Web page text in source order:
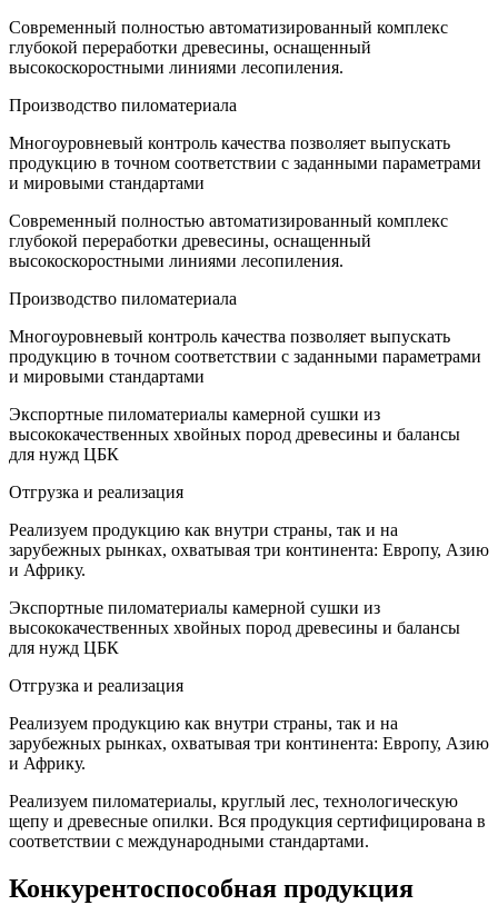
Современный полностью автоматизированный комплекс
глубокой переработки древесины, оснащенный
высокоскоростными линиями лесопиления.
Производство пиломатериала
Многоуровневый контроль качества позволяет выпускать
продукцию в точном соответствии с заданными параметрами
и мировыми стандартами
Современный полностью автоматизированный комплекс
глубокой переработки древесины, оснащенный
высокоскоростными линиями лесопиления.
Производство пиломатериала
Многоуровневый контроль качества позволяет выпускать
продукцию в точном соответствии с заданными параметрами
и мировыми стандартами
Экспортные пиломатериалы камерной сушки из
высококачественных хвойных пород древесины и балансы
для нужд ЦБК
Отгрузка и реализация
Реализуем продукцию как внутри страны, так и на
зарубежных рынках, охватывая три континента: Европу, Азию
и Африку.
Экспортные пиломатериалы камерной сушки из
высококачественных хвойных пород древесины и балансы
для нужд ЦБК
Отгрузка и реализация
Реализуем продукцию как внутри страны, так и на
зарубежных рынках, охватывая три континента: Европу, Азию
и Африку.
Реализуем пиломатериалы, круглый лес, технологическую
щепу и древесные опилки. Вся продукция сертифицирована в
соответствии с международными стандартами.
Конкуренто­способная продукция